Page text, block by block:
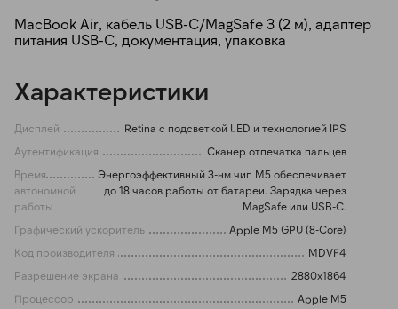
MacBook Air, кабель USB-C/MagSafe 3 (2 м), адаптер
питания USB-C, документация, упаковка
Характеристики
Дисплей
Retina с подсветкой LED и технологией IPS
Аутентификация
Сканер отпечатка пальцев
Время
автономной
работы
Энергоэффективный 3-нм чип M5 обеспечивает
до 18 часов работы от батареи. Зарядка через
MagSafe или USB-C.
Графический ускоритель
Apple M5 GPU (8-Core)
Код производителя
MDVF4
Разрешение экрана
2880x1864
Процессор
Apple M5